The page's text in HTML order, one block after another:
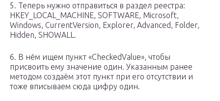
5. Теперь нужно отправиться в раздел реестра:
HKEY_LOCAL_MACHINE, SOFTWARE, Microsoft,
Windows, CurrentVersion, Explorer, Advanced, Folder,
Hidden, SHOWALL.
6. В нём ищем пункт «CheckedValue», чтобы
присвоить ему значение один. Указанным ранее
методом создаём этот пункт при его отсутствии и
тоже вписываем сюда цифру один.